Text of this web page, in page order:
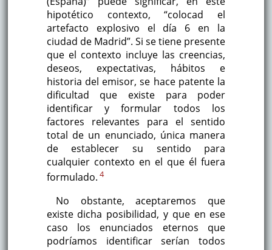
hipotético contexto, “colocad el
artefacto explosivo el día 6 en la
ciudad de Madrid”. Si se tiene presente
que el contexto incluye las creencias,
deseos, expectativas, hábitos e
historia del emisor, se hace patente la
dificultad que existe para poder
identificar y formular todos los
factores relevantes para el sentido
total de un enunciado, única manera
de establecer su sentido para
cualquier contexto en el que él fuera
formulado. 4
No obstante, aceptaremos que
existe dicha posibilidad, y que en ese
caso los enunciados eternos que
podríamos identificar serían todos